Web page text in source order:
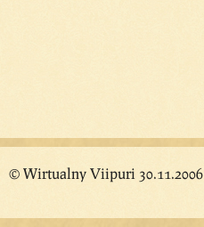
© Wirtualny Viipuri 30.11.2006